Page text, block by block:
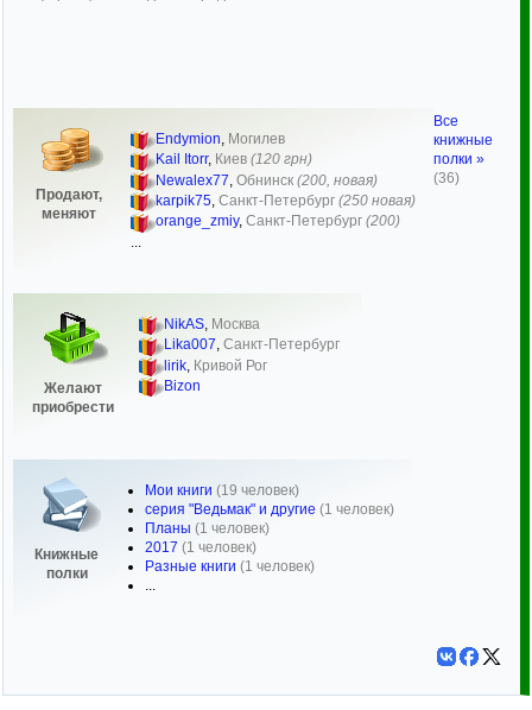
Продают,
меняют
Endymion, Могилев
Kail Itorr, Киев (120 грн)
Newalex77 Обнинск (200, новая)
karpik75, Санкт-Петербург (250 новая)
orange_zmiy, Санкт-Петербург (200)
Желают
приобрести
NikAS, Москва
Lika007, Санкт-Петербург
lirik Кривой Рог
Bizon
Книжные
полки
Мои книги (19 человек)
серия "Ведьмак" и другие (1 человек)
Планы (1 человек)
2017 (1 человек)
Разные книги (1 человек)
...
Все
книжные
полки »
(36)